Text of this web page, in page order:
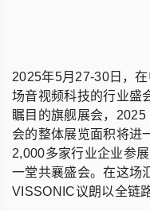
2025年5月27-30日，
场音视频科技的行业盛
瞩目的旗舰展会，
会的整体展览面积将进
2,000多家行业企业参
一堂共襄盛会。在这场
VISSONIC议朗以全链